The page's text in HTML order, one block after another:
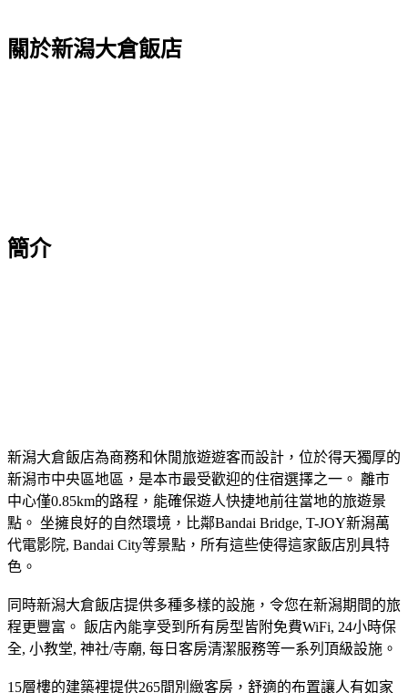
關於新潟大倉飯店
簡介
新潟大倉飯店為商務和休閒旅遊遊客而設計，位於得天獨厚的
新潟市中央區地區，是本市最受歡迎的住宿選擇之一。 離市
中心僅0.85km的路程，能確保遊人快捷地前往當地的旅遊景
點。 坐擁良好的自然環境，比鄰Bandai Bridge, T-JOY新潟萬
代電影院, Bandai City等景點，所有這些使得這家飯店別具特
色。
同時新潟大倉飯店提供多種多樣的設施，令您在新潟期間的旅
程更豐富。 飯店內能享受到所有房型皆附免費WiFi, 24小時保
全, 小教堂, 神社/寺廟, 每日客房清潔服務等一系列頂級設施。
15層樓的建築裡提供265間別緻客房，舒適的布置讓人有如家